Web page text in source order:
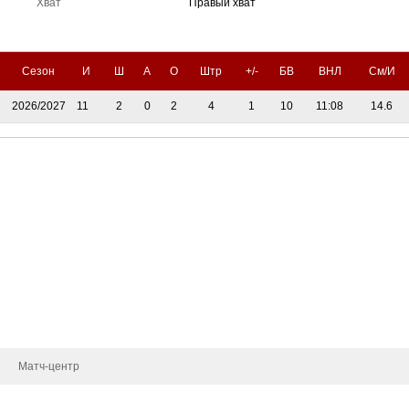
Хват
Правый хват
Сезон И Ш А О Штр +/- БВ ВНЛ См/И
2026/2027 11 2 0 2 4 1 10 11:08 14.6
Матч-центр